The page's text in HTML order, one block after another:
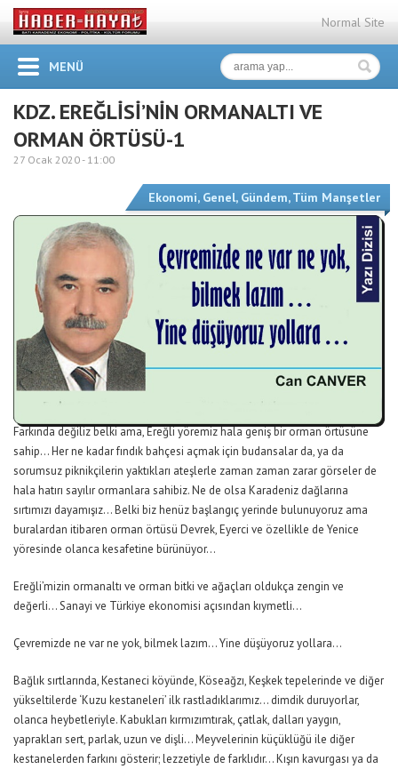
Normal Site
MENÜ
KDZ. EREĞLİSİ’NİN ORMANALTI VE
ORMAN ÖRTÜSÜ-1
27 Ocak 2020 - 11:00
Ekonomi, Genel, Gündem,Tüm Manşetler
Farkında değiliz belki ama, Ereğli yöremiz hala geniş bir orman örtüsüne
sahip… Her ne kadar fındık bahçesi açmak için budansalar da, ya da
sorumsuz piknikçilerin yaktıkları ateşlerle zaman zaman zarar görseler de
hala hatırı sayılır ormanlara sahibiz. Ne de olsa Karadeniz dağlarına
sırtımızı dayamışız… Belki biz henüz başlangıç yerinde bulunuyoruz ama
buralardan itibaren orman örtüsü Devrek, Eyerci ve özellikle de Yenice
yöresinde olanca kesafetine bürünüyor…
Ereğli’mizin ormanaltı ve orman bitki ve ağaçları oldukça zengin ve
değerli… Sanayi ve Türkiye ekonomisi açısından kıymetli…
Çevremizde ne var ne yok, bilmek lazım… Yine düşüyoruz yollara…
Bağlık sırtlarında, Kestaneci köyünde, Köseağzı, Keşkek tepelerinde ve diğer
yükseltilerde ‘Kuzu kestaneleri’ ilk rastladıklarımız… dimdik duruyorlar,
olanca heybetleriyle. Kabukları kırmızımtırak, çatlak, dalları yaygın,
yaprakları sert, parlak, uzun ve dişli… Meyvelerinin küçüklüğü ile diğer
kestanelerden farkını gösterir; lezzetiyle de farklıdır… Kışın kavurgası ya da